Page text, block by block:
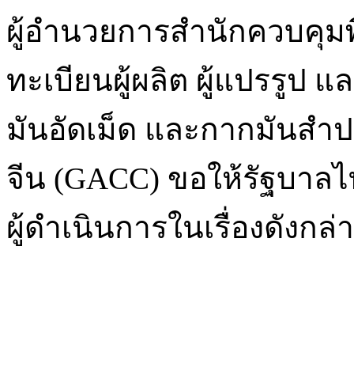
ผู้อำนวยการสำนักควบคุม
ทะเบียนผู้ผลิต ผู้แปรรูป แ
มันอัดเม็ด และกากมันสำ
จีน (GACC) ขอให้รัฐบาล
ผู้ดำเนินการในเรื่องดังกล่า